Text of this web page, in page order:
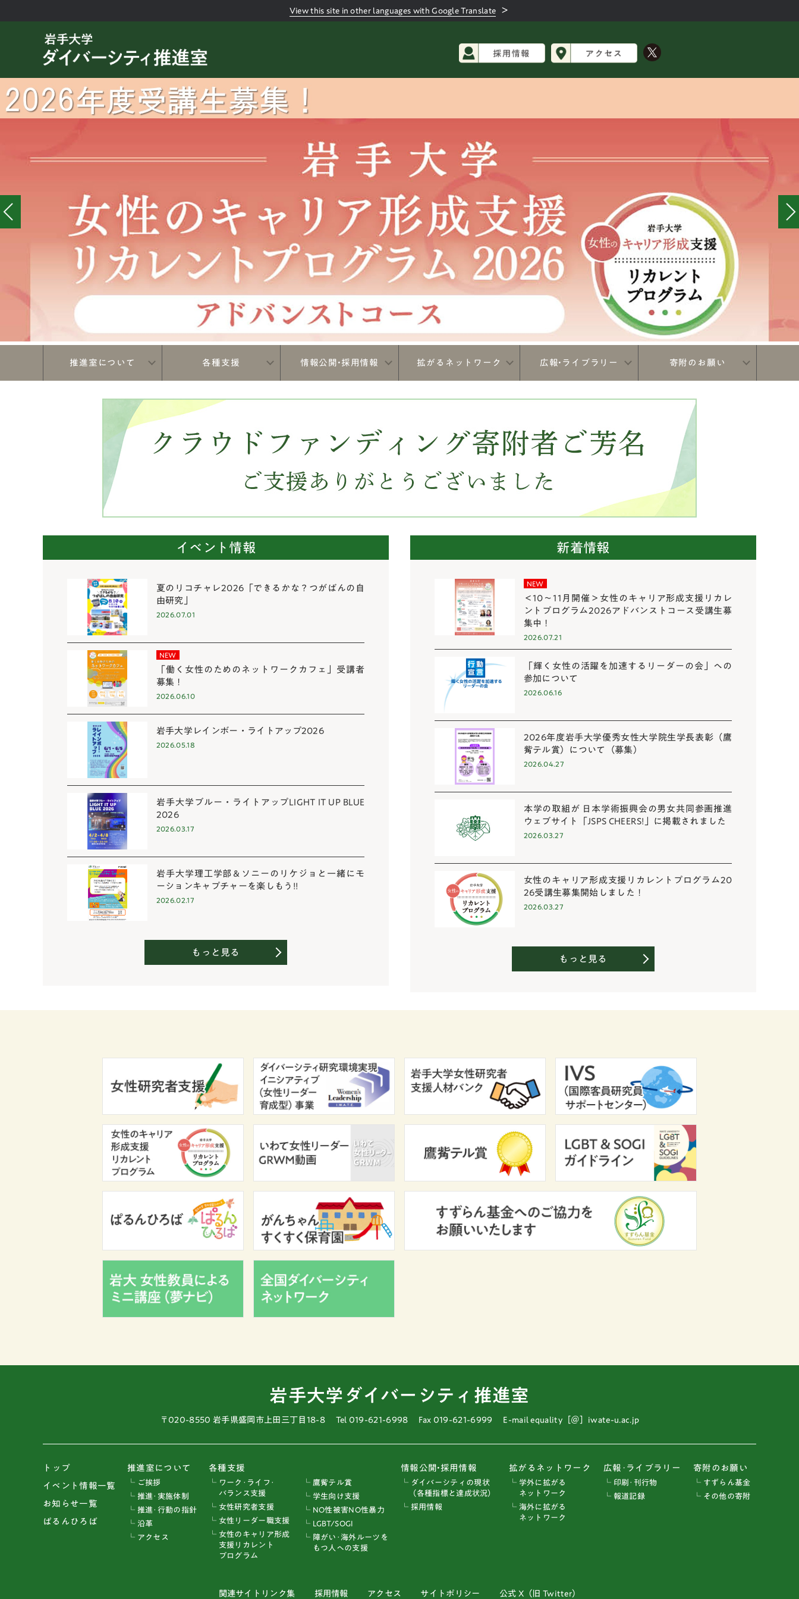
View this site in other languages with Google Translate ＞
推進室について 各種支援 情報公開•採用情報 拡がるネットワーク 広報•ライブラリー 寄附のお願い
イベント情報
夏のリコチャレ2026「できるかな？つがばんの自
由研究」
2026.07.01
NEW
「働く女性のためのネットワークカフェ」受講者
募集！
2026.06.10
岩手大学レインボー・ライトアップ2026
2026.05.18
岩手大学ブルー・ライトアップLIGHT IT UP BLUE
2026
2026.03.17
岩手大学理工学部＆ソニーのリケジョと一緒にモ
ーションキャプチャーを楽しもう!!
2026.02.17
もっと見る
新着情報
NEW
＜10～11月開催＞女性のキャリア形成支援リカレ
ントプログラム2026アドバンストコース受講生募
集中！
2026.07.21
「輝く女性の活躍を加速するリーダーの会」への
参加について
2026.06.16
2026年度岩手大学優秀女性大学院生学長表彰（鷹
觜テル賞）について（募集）
2026.04.27
本学の取組が 日本学術振興会の男女共同参画推進
ウェブサイト「JSPS CHEERS!」に掲載されました
2026.03.27
女性のキャリア形成支援リカレントプログラム20
26受講生募集開始しました！
2026.03.27
もっと見る
岩手大学ダイバーシティ推進室
〒020-8550 岩手県盛岡市上田三丁目18-8 Tel 019-621-6998 Fax 019-621-6999 E-mail equality［＠］iwate-u.ac.jp
トップ
イベント情報一覧
お知らせ一覧
ぱるんひろば
推進室について
└ ご挨拶
└ 推進･実施体制
└ 推進･行動の指針
└ 沿革
└ アクセス
各種支援
└ ワーク･ライフ･
バランス支援
└ 女性研究者支援
└ 女性リーダー職支援
└ 女性のキャリア形成
支援リカレント
プログラム
└ 鷹觜テル賞
└ 学生向け支援
└ NO性被害NO性暴力
└ LGBT/SOGI
└ 障がい･海外ルーツを
もつ人への支援
情報公開•採用情報
└ ダイバーシティの現状
（各種指標と達成状況）
└ 採用情報
拡がるネットワーク
└ 学外に拡がる
ネットワーク
└ 海外に拡がる
ネットワーク
広報･ライブラリー
└ 印刷･刊行物
└ 報道記録
寄附のお願い
└ すずらん基金
└ その他の寄附
関連サイトリンク集 採用情報 アクセス サイトポリシー 公式 X（旧 Twitter）